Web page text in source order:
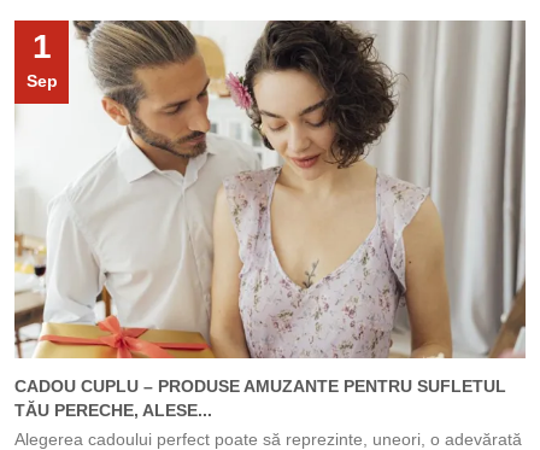
1
Sep
CADOU CUPLU – PRODUSE AMUZANTE PENTRU SUFLETUL
TĂU PERECHE, ALESE...
Alegerea cadoului perfect poate să reprezinte, uneori, o adevărată